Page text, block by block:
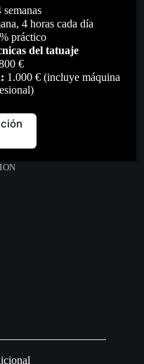
carrito
semanas
4 horas cada día
práctico
del tatuaje
€
1.000 € (incluye máquina